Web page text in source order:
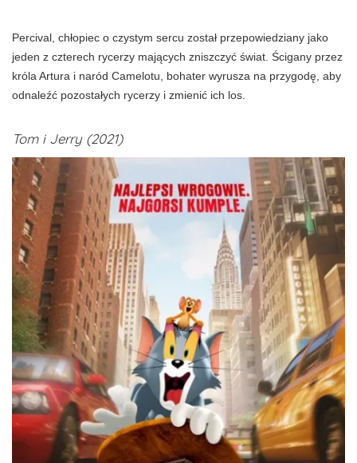
Percival, chłopiec o czystym sercu został przepowiedziany jako
jeden z czterech rycerzy mających zniszczyć świat. Ścigany przez
króla Artura i naród Camelotu, bohater wyrusza na przygodę, aby
odnaleźć pozostałych rycerzy i zmienić ich los.
Tom i Jerry (2021)